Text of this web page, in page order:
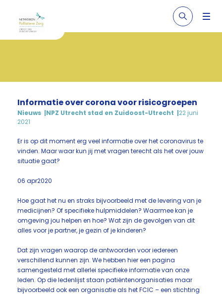
Informatie over corona voor risicogroepen
Nieuws NPZ Utrecht stad en Zuidoost-Utrecht
22 juni
2021
Er is op dit moment erg veel informatie over het coronavirus te
vinden. Maar waar kun jij met vragen terecht als het over jouw
situatie gaat?
06 apr2020
Hoe gaat het nu en straks bijvoorbeeld met de levering van je
medicijnen? Of specifieke hulpmiddelen? Waarmee kan je
omgeving jou helpen en hoe? Wat zijn de gevolgen van dit
alles voor je partner, je gezin of je kinderen?
Dat zijn vragen waarop de antwoorden voor iedereen
verschillend kunnen zijn. We hebben hier een pagina
samengesteld met allerlei specifieke informatie van onze
leden. Op die ledenlijst staan patiëntenorganisaties maar
bijvoorbeeld ook een organisatie als het FCIC – een stichting